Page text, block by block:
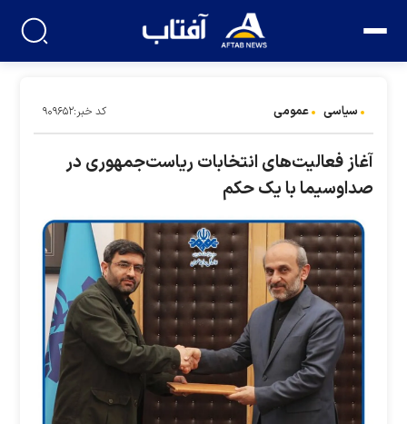
سیاسی عمومی کد خبر:۹۰۹۶۵۲
آغاز فعالیت‌های انتخابات ریاست‌جمهوری در
صداوسیما با یک حکم